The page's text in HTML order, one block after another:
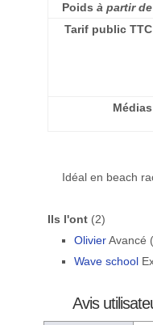
Poids à partir de
Tarif public TTC
Médias
Idéal en beach
Ils l'ont(2)
OlivierAvancé
Wave school
Avis